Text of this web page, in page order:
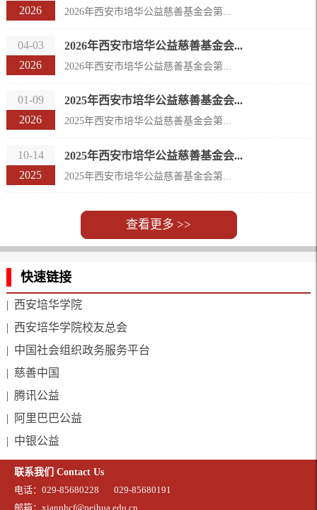
2026
2026年西安市培华公益慈善基金会第...
04-03
2026
2026年西安市培华公益慈善基金会...
2026年西安市培华公益慈善基金会第...
01-09
2026
2025年西安市培华公益慈善基金会...
2025年西安市培华公益慈善基金会第...
10-14
2025
2025年西安市培华公益慈善基金会...
2025年西安市培华公益慈善基金会第...
查看更多 >>
快速链接
| 西安培华学院
| 西安培华学院校友总会
| 中国社会组织政务服务平台
| 慈善中国
| 腾讯公益
| 阿里巴巴公益
| 中银公益
联系我们 Contact Us
电话：029-85680228
029-85680191
邮箱：xianphcf@peihua.edu.cn